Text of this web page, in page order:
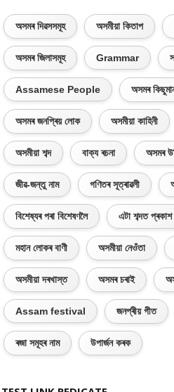
অসমৰ দিৱসসমূহ অসমীয়া কিতাপ
অসমৰ জিলাসমূহ Grammar
Assamese People অসমৰ
অসমৰ জনপ্ৰিয় লোক অসমীয়া কাহিনী
অসমীয়া শব্দ বাক্য ৰচনা অসমৰ
জীৱ-জন্তু নাম গণিতৰ সূত্ৰাৱলী
বিশেষ্যৰ পৰা বিশেষণলৈ এটা শব্দত প্ৰকাশ
মহান লোকৰ বাণী অসমীয়া নেওঁতা
অসমীয়া দৰখাস্ত অসমৰ চৰাই
Assam festival জনপ্ৰীয় গীত
ৰজা সমূহৰ নাম উপাৰ্জন কৰক